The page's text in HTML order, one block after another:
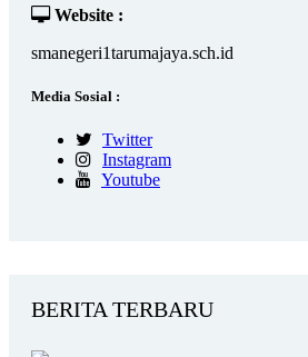
Website :
smanegeri1tarumajaya.sch.id
Media Sosial :
Twitter
Instagram
Youtube
BERITA TERBARU